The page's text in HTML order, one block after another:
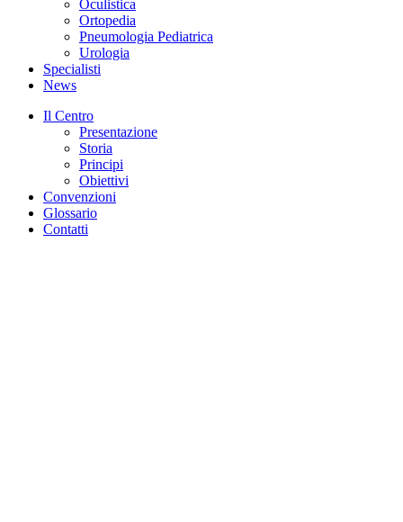
Oculistica
Ortopedia
Pneumologia Pediatrica
Urologia
Specialisti
News
Il Centro
Presentazione
Storia
Principi
Obiettivi
Convenzioni
Glossario
Contatti